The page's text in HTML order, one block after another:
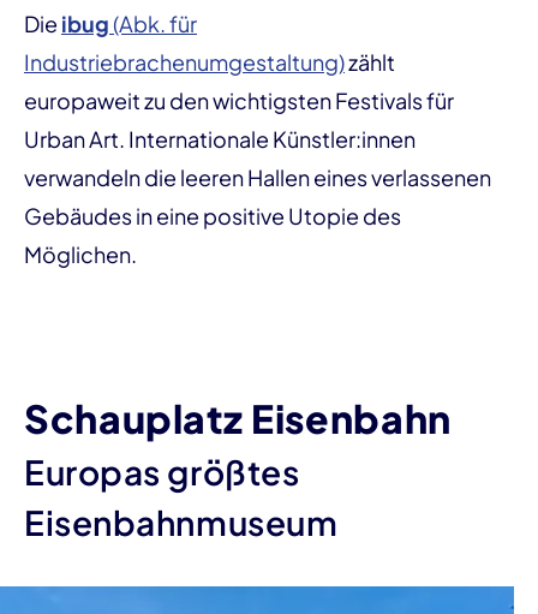
Die ibug(Abk. für
Industriebrachenumgestaltung)zählt
europaweit zu den wichtigsten Festivals für
Urban Art. Internationale Künstler:innen
verwandeln die leeren Hallen eines verlassenen
Gebäudes in eine positive Utopie des
Möglichen.
Schauplatz Eisenbahn
Europas größtes
Eisenbahnmuseum